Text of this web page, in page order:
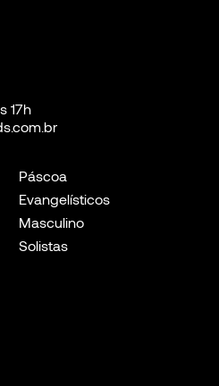
17h
Páscoa
Evangelísticos
Masculino
Solistas